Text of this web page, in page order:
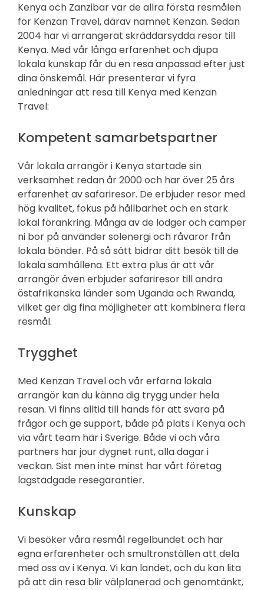
Kenya och Zanzibar var de allra första resmålen
för Kenzan Travel, därav namnet Kenzan. Sedan
2004 har vi arrangerat skräddarsydda resor till
Kenya. Med vår långa erfarenhet och djupa
lokala kunskap får du en resa anpassad efter just
dina önskemål. Här presenterar vi fyra
anledningar att resa till Kenya med Kenzan
Travel:
Kompetent samarbetspartner
Vår lokala arrangör i Kenya startade sin
verksamhet redan år 2000 och har över 25 års
erfarenhet av safariresor. De erbjuder resor med
hög kvalitet, fokus på hållbarhet och en stark
lokal förankring. Många av de lodger och camper
ni bor på använder solenergi och råvaror från
lokala bönder. På så sätt bidrar ditt besök till de
lokala samhällena. Ett extra plus är att vår
arrangör även erbjuder safariresor till andra
östafrikanska länder som Uganda och Rwanda,
vilket ger dig fina möjligheter att kombinera flera
resmål.
Trygghet
Med Kenzan Travel och vår erfarna lokala
arrangör kan du känna dig trygg under hela
resan. Vi finns alltid till hands för att svara på
frågor och ge support, både på plats i Kenya och
via vårt team här i Sverige. Både vi och våra
partners har jour dygnet runt, alla dagar i
veckan. Sist men inte minst har vårt företag
lagstadgade resegarantier.
Kunskap
Vi besöker våra resmål regelbundet och har
egna erfarenheter och smultronställen att dela
med oss av i Kenya. Vi kan landet, och du kan lita
på att din resa blir välplanerad och genomtänkt,